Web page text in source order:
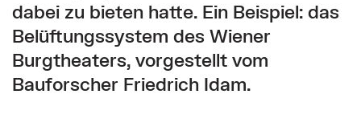
dabei zu bieten hatte. Ein Beispiel: das
Belüftungssystem des Wiener
Burgtheaters, vorgestellt vom
Bauforscher Friedrich Idam.